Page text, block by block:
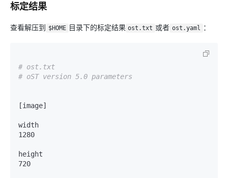
标定结果
查看解压到 $HOME 目录下的标定结果 ost.txt 或者 ost.yaml ：
# ost.txt
# oST version 5.0 parameters
[image]
width
1280
height
720